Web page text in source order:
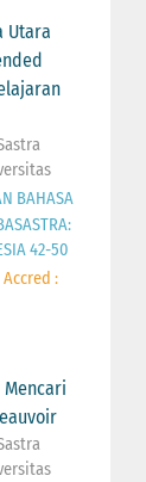
Utara
BAHASA
42-50
Accred :
Mencari